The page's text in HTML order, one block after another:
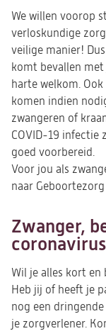
We willen voorop
verloskundige
veilige manier!
komt bevallen
harte welkom.
komen indien
zwangeren of
COVID-19 infectie
goed voorbereid.
Voor jou als
naar
Zwanger,
Wil je alles kort en
Heb jij of heeft je
nog een
je zorgverlener.